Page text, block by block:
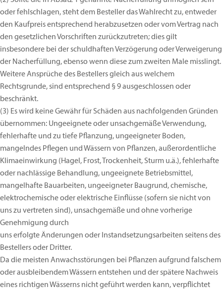
oder fehlschlagen, steht dem Besteller das Wahlrecht zu, entweder
den Kaufpreis entsprechend herabzusetzen oder vom Vertrag nach
den gesetzlichen Vorschriften zurückzutreten; dies gilt
insbesondere bei der schuldhaften Verzögerung oder Verweigerung
der Nacherfüllung, ebenso wenn diese zum zweiten Male misslingt.
Weitere Ansprüche des Bestellers gleich aus welchem
Rechtsgrunde, sind entsprechend § 9 ausgeschlossen oder
beschränkt.
(3) Es wird keine Gewähr für Schäden aus nachfolgenden Gründen
übernommen: Ungeeignete oder unsachgemäße Verwendung,
fehlerhafte und zu tiefe Pflanzung, ungeeigneter Boden,
mangelndes Pflegen und Wässern von Pflanzen, außerordentliche
Klimaeinwirkung (Hagel, Frost, Trockenheit, Sturm u.ä.), fehlerhafte
oder nachlässige Behandlung, ungeeignete Betriebsmittel,
mangelhafte Bauarbeiten, ungeeigneter Baugrund, chemische,
elektrochemische oder elektrische Einflüsse (sofern sie nicht von
uns zu vertreten sind), unsachgemäße und ohne vorherige
Genehmigung durch
uns erfolgte Änderungen oder Instandsetzungsarbeiten seitens des
Bestellers oder Dritter.
Da die meisten Anwachsstörungen bei Pflanzen aufgrund falschem
oder ausbleibendem Wässern entstehen und der spätere Nachweis
eines richtigen Wässerns nicht geführt werden kann, verpflichtet